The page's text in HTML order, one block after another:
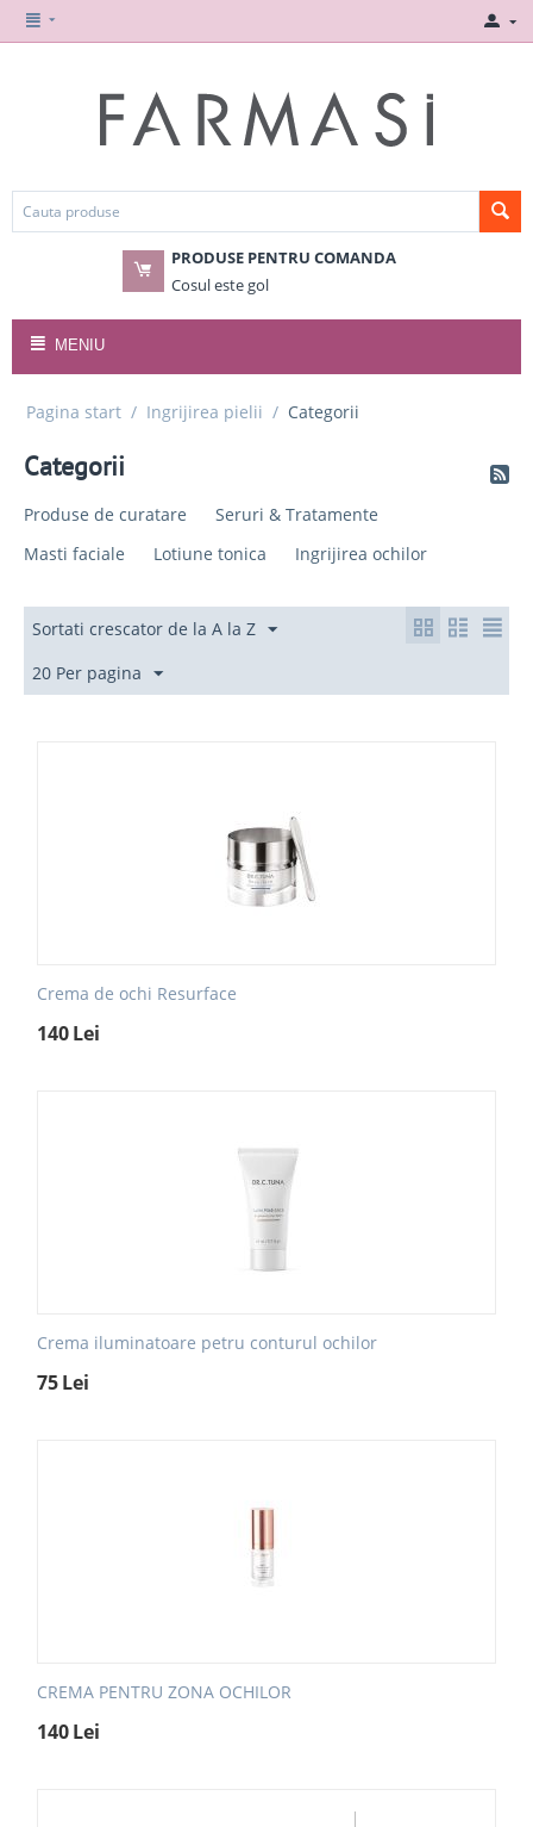
PRODUSE PENTRU COMANDA
Cosul este gol
MENIU
Pagina start / Ingrijirea pielii / Categorii
Categorii
Produse de curatare
Seruri & Tratamente
Masti faciale
Lotiune tonica Ingrijirea ochilor
Sortati crescator de la A la Z
20 Per pagina
Crema de ochi Resurface
140Lei
Crema iluminatoare petru conturul ochilor
75Lei
CREMA PENTRU ZONA OCHILOR
140Lei